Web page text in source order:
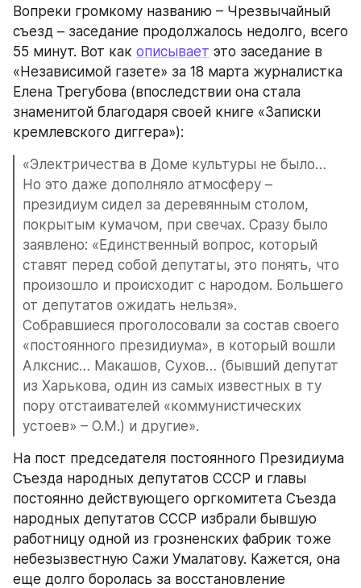
Вопреки громкому названию – Чрезвычайный
съезд – заседание продолжалось недолго, всего
55 минут. Вот как описывает это заседание в
«Независимой газете» за 18 марта журналистка
Елена Трегубова (впоследствии она стала
знаменитой благодаря своей книге «Записки
кремлевского диггера»):
«Электричества в Доме культуры не было…
Но это даже дополняло атмосферу –
президиум сидел за деревянным столом,
покрытым кумачом, при свечах. Сразу было
заявлено: «Единственный вопрос, который
ставят перед собой депутаты, это понять, что
произошло и происходит с народом. Большего
от депутатов ожидать нельзя».
Собравшиеся проголосовали за состав своего
«постоянного президиума», в который вошли
Алкснис… Макашов, Сухов… (бывший депутат
из Харькова, один из самых известных в ту
пору отстаивателей «коммунистических
устоев» – О.М.) и другие».
На пост председателя постоянного Президиума
Съезда народных депутатов СССР и главы
постоянно действующего оргкомитета Съезда
народных депутатов СССР избрали бывшую
работницу одной из грозненских фабрик тоже
небезызвестную Сажи Умалатову. Кажется, она
еще долго боролась за восстановление